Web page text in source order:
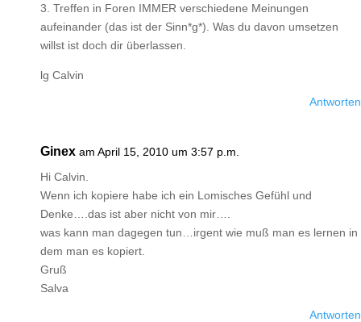
3. Treffen in Foren IMMER verschiedene Meinungen
aufeinander (das ist der Sinn*g*). Was du davon umsetzen
willst ist doch dir überlassen.
lg Calvin
Antworten
Ginex am April 15, 2010 um 3:57 p.m.
Hi Calvin.
Wenn ich kopiere habe ich ein Lomisches Gefühl und
Denke….das ist aber nicht von mir….
was kann man dagegen tun…irgent wie muß man es lernen in
dem man es kopiert.
Gruß
Salva
Antworten